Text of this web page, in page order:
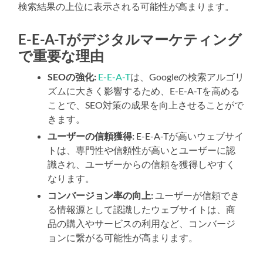
検索結果の上位に表示される可能性が高まります。
E-E-A-Tがデジタルマーケティング
で重要な理由
SEOの強化: E-E-A-Tは、Googleの検索アルゴリ
ズムに大きく影響するため、E-E-A-Tを高める
ことで、SEO対策の成果を向上させることがで
きます。
ユーザーの信頼獲得: E-E-A-Tが高いウェブサイ
トは、専門性や信頼性が高いとユーザーに認
識され、ユーザーからの信頼を獲得しやすく
なります。
コンバージョン率の向上:ユーザーが信頼でき
る情報源として認識したウェブサイトは、商
品の購入やサービスの利用など、コンバージ
ョンに繋がる可能性が高まります。